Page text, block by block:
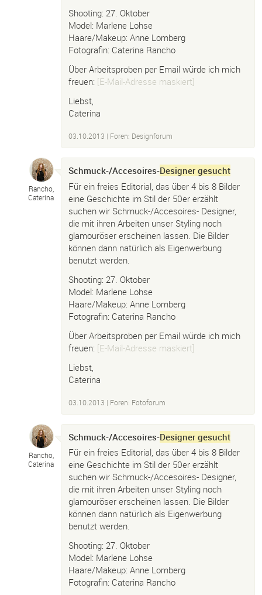
Shooting: 27. Oktober
Model: Marlene Lohse
Haare/Makeup: Anne Lomberg
Fotografin: Caterina Rancho
Über Arbeitsproben per Email würde ich mich
freuen: [E-Mail-Adresse maskiert]
Liebst,
Caterina
03.10.2013 | Foren: Designforum
Rancho,
Caterina
Schmuck-/Accesoires-Designer gesucht
Für ein freies Editorial, das über 4 bis 8 Bilder
eine Geschichte im Stil der 50er erzählt
suchen wir Schmuck-/Accesoires- Designer,
die mit ihren Arbeiten unser Styling noch
glamouröser erscheinen lassen. Die Bilder
können dann natürlich als Eigenwerbung
benutzt werden.
Shooting: 27. Oktober
Model: Marlene Lohse
Haare/Makeup: Anne Lomberg
Fotografin: Caterina Rancho
Über Arbeitsproben per Email würde ich mich
freuen: [E-Mail-Adresse maskiert]
Liebst,
Caterina
03.10.2013 | Foren: Fotoforum
Rancho,
Caterina
Schmuck-/Accesoires-Designer gesucht
Für ein freies Editorial, das über 4 bis 8 Bilder
eine Geschichte im Stil der 50er erzählt
suchen wir Schmuck-/Accesoires- Designer,
die mit ihren Arbeiten unser Styling noch
glamouröser erscheinen lassen. Die Bilder
können dann natürlich als Eigenwerbung
benutzt werden.
Shooting: 27. Oktober
Model: Marlene Lohse
Haare/Makeup: Anne Lomberg
Fotografin: Caterina Rancho